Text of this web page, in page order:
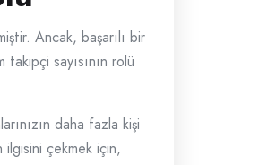
Ancak, başarılı bir
sayısının rolü
daha fazla kişi
ilgisini çekmek için,